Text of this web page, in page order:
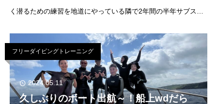
く潜るための練習を地道にやっている隣で2年間の半年サブスク
40M自己ベスト更新です～！！
フリーダイビングトレーニング
2024.05.11
久しぶりのボート出航～！船上wdだら